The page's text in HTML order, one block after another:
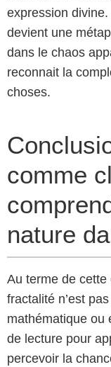
expression
devient une
dans le chaos
reconnait la
choses.
comme
nature
Au terme de
fractalité n’est
mathématique ou
de lecture pour
percevoir la